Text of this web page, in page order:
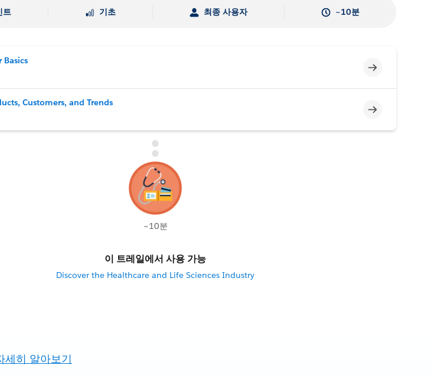
트 기초 최종 사용자 ~10분
Basics
미완료
Customers, and Trends
미완료
~10분
이 트레일에서 사용 가능
Discover the Healthcare and Life Sciences Industry
세히 알아보기